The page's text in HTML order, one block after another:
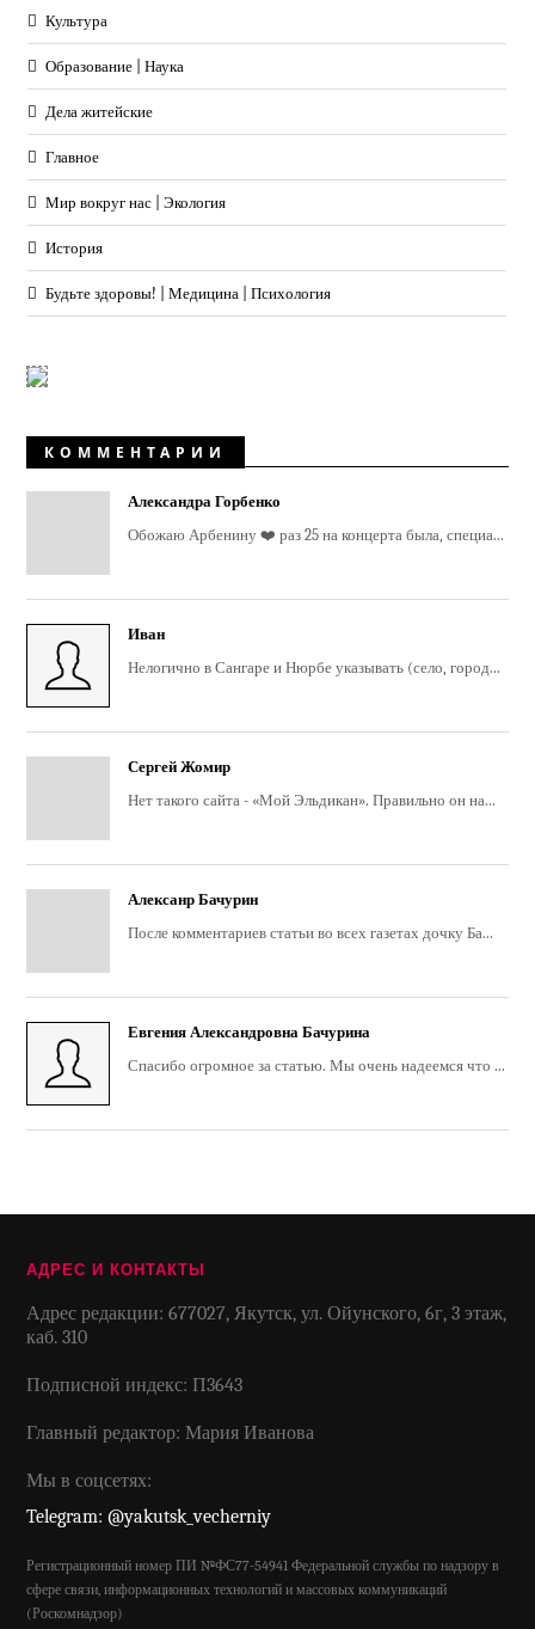
Культура
Образование | Наука
Дела житейские
Главное
Мир вокруг нас | Экология
История
Будьте здоровы! | Медицина | Психология
КОММЕНТАРИИ
Александра Горбенко
Обожаю Арбенину ❤️ раз 25 на концерта была, специа...
Иван
Нелогично в Сангаре и Нюрбе указывать (село, город...
Сергей Жомир
Нет такого сайта - «Мой Эльдикан». Правильно он на...
Алексанр Бачурин
После комментариев статьи во всех газетах дочку Ба...
Евгения Александровна Бачурина
Спасибо огромное за статью. Мы очень надеемся что ...
АДРЕС И КОНТАКТЫ
Адрес редакции: 677027, Якутск, ул. Ойунского, 6г, 3 этаж,
каб. 310
Подписной индекс: П3643
Главный редактор: Мария Иванова
Мы в соцсетях:
Telegram: @yakutsk_vecherniy
Регистрационный номер ПИ №ФС77-54941 Федеральной службы по надзору в
сфере связи, информационных технологий и массовых коммуникаций
(Роскомнадзор)